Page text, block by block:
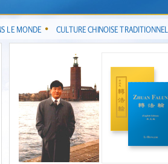
LE MONDE CULTURE CHINOISE